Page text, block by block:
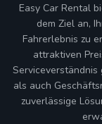
Easy Car Rental
dem Ziel an,
Fahrerlebnis zu
attraktiven
als auch
zuverlässige